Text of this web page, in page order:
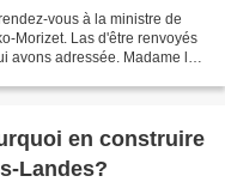
vous à la ministre de
Morizet. Las d'être renvoyés
avons adressée. Madame la
en construire
Landes?